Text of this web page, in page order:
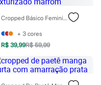
Cropped Básico Feminino Texturizado Marrom
+ 3 cores
R$ 39,99R$ 59,99